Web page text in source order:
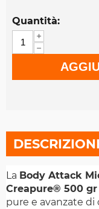
Quantità:
+
−
La Body Attack
Creapure® 500 gr
pure e avanzate